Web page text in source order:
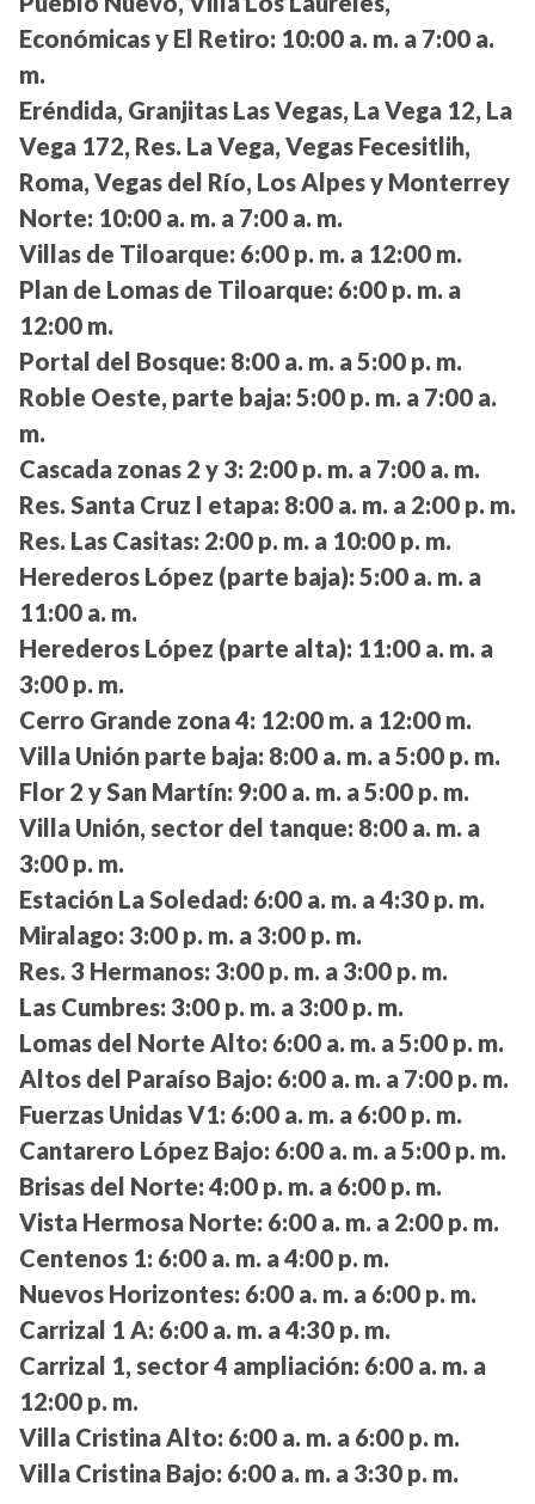
Económicas y El Retiro: 10:00 a. m. a 7:00 a.
m.
Eréndida, Granjitas Las Vegas, La Vega 12, La
Vega 172, Res. La Vega, Vegas Fecesitlih,
Roma, Vegas del Río, Los Alpes y Monterrey
Norte: 10:00 a. m. a 7:00 a. m.
Villas de Tiloarque: 6:00 p. m. a 12:00 m.
Plan de Lomas de Tiloarque: 6:00 p. m. a
12:00 m.
Portal del Bosque: 8:00 a. m. a 5:00 p. m.
Roble Oeste, parte baja: 5:00 p. m. a 7:00 a.
m.
Cascada zonas 2 y 3: 2:00 p. m. a 7:00 a. m.
Res. Santa Cruz I etapa: 8:00 a. m. a 2:00 p. m.
Res. Las Casitas: 2:00 p. m. a 10:00 p. m.
Herederos López (parte baja): 5:00 a. m. a
11:00 a. m.
Herederos López (parte alta): 11:00 a. m. a
3:00 p. m.
Cerro Grande zona 4: 12:00 m. a 12:00 m.
Villa Unión parte baja: 8:00 a. m. a 5:00 p. m.
Flor 2 y San Martín: 9:00 a. m. a 5:00 p. m.
Villa Unión, sector del tanque: 8:00 a. m. a
3:00 p. m.
Estación La Soledad: 6:00 a. m. a 4:30 p. m.
Miralago: 3:00 p. m. a 3:00 p. m.
Res. 3 Hermanos: 3:00 p. m. a 3:00 p. m.
Las Cumbres: 3:00 p. m. a 3:00 p. m.
Lomas del Norte Alto: 6:00 a. m. a 5:00 p. m.
Altos del Paraíso Bajo: 6:00 a. m. a 7:00 p. m.
Fuerzas Unidas V1: 6:00 a. m. a 6:00 p. m.
Cantarero López Bajo: 6:00 a. m. a 5:00 p. m.
Brisas del Norte: 4:00 p. m. a 6:00 p. m.
Vista Hermosa Norte: 6:00 a. m. a 2:00 p. m.
Centenos 1: 6:00 a. m. a 4:00 p. m.
Nuevos Horizontes: 6:00 a. m. a 6:00 p. m.
Carrizal 1 A: 6:00 a. m. a 4:30 p. m.
Carrizal 1, sector 4 ampliación: 6:00 a. m. a
12:00 p. m.
Villa Cristina Alto: 6:00 a. m. a 6:00 p. m.
Villa Cristina Bajo: 6:00 a. m. a 3:30 p. m.